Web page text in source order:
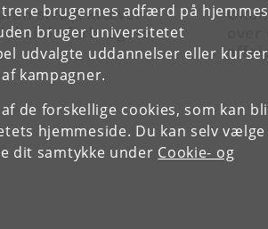
brugernes adfærd på
bruger universitetet
udvalgte uddannelser eller
kampagner.
de forskellige cookies, som kan
hjemmeside. Du kan selv vælge
dit samtykke under Cookie- og
strøm kræver
forbrugere
affald